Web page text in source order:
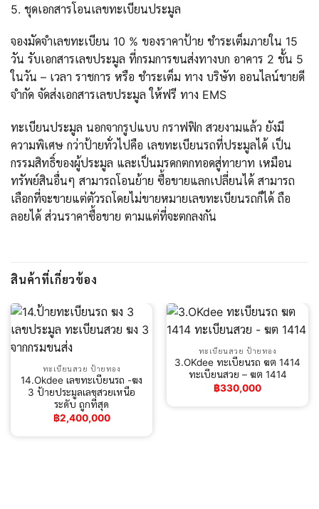
5. ชุดเอกสารโอนเลขทะเบียนประมูล
จองมัดจำเลขทะเบียน 10 % ของราคาป้าย ชำระเต็มภายใน 15
วัน รับเอกสารเลขประมูล ที่กรมการขนส่งทางบก อาคาร 2 ชั้น 5
ในวัน – เวลา ราชการ หรือ ชำระเต็ม ทาง บริษัท ออนไลน์ขายดี
จำกัด จัดส่งเอกสารเลขประมูล ให้ฟรี ทาง EMS
ทะเบียนประมูล นอกจากรูปแบบ กราฟฟิก สวยงามแล้ว ยังมี
ความพิเศษ กว่าป้ายทั่วไปคือ เลขทะเบียนรถที่ประมูลได้ เป็น
กรรมสิทธิ์ของผู้ประมูล และเป็นมรดกตกทอดสู่ทายาท เหมือน
ทรัพย์สินอื่นๆ สามารถโอนย้าย ซื้อขายแลกเปลี่ยนได้ สามารถ
เลือกที่จะขายแต่ตัวรถโดยไม่ขายหมายเลขทะเบียนรถก็ได้ ถือ
ลอยได้ ส่วนราคาซื้อขาย ตามแต่ที่จะตกลงกัน
สินค้าที่เกี่ยวข้อง
ทะเบียนสวย ป้ายทอง
14.Okdee เลขทะเบียนรถ -ฆง
3 ป้ายประมูลเลขสวยเหนือ
ระดับ ถูกที่สุด
฿2,400,000
ทะเบียนสวย ป้ายทอง
3.OKdee ทะเบียนรถ ฆต 1414
ทะเบียนสวย – ฆต 1414
฿330,000